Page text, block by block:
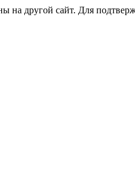
на другой сайт. Для